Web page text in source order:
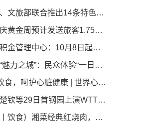
国家林草局、文旅部联合推出14条特色生态旅游线路
中国铁路国庆黄金周预计发送旅客1.75亿人次
郑州住房公积金管理中心：10月8日起面向存量住房开展组合贷款业务
探访东博会“魅力之城”：民众体验“一日游遍东盟”
避免伤“心”饮食，呵护心脏健康 | 世界心脏日
孙颖莎、王楚钦等29日首钢园上演WTT中国大满贯首秀
（寻味中华丨饮食）湘菜经典红烧肉，火候足时它自美